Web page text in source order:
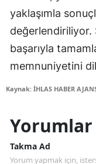
yaklaşımla
değerlendiriliyor.
başarıyla
memnuniyetini
Kaynak: İHLAS HABER
Yorumlar
Takma Ad
Yorum yapmak için,